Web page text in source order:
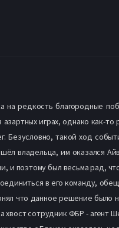
на редкость благородные
играх, однако как-то
Безусловно, такой ход
владельца, им оказался
поэтому был весьма рад,
в его команду,
что данное решение было
сотрудник ФБР - агент